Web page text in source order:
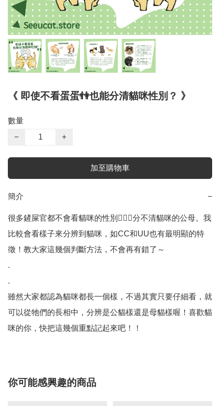
《 即使不看蛋蛋👫也能分清貓咪性別？ 》
數量
−
+
加至購物車
簡介 −
很多鏟屎官都不會看貓咪的性別🤦🏻‍♀️分不清貓咪的公母。我
比較會看樣子來分辨到貓咪，如CC和UU也有最明顯的特
徵！教大家這幾個判斷方法，不會再有錯了～
.
.
雖然大家都認為貓咪都長一個樣，不過其實只要仔細看，就
可以從牠們的長相中，分辨是公貓樣還是母貓樣喔！喜歡貓
咪的你，快把這幾個重點記起來吧！！
你可能感興趣的商品